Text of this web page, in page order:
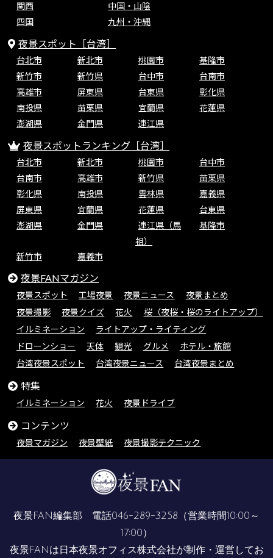
関西
中国・山陰
四国
九州・沖縄
夜景スポット［台湾］
台北市 新北市 桃園市
基隆市
新竹市
新竹県 台中市
台南市
高雄市
屏東県 台東県
彰化県
南投県
苗栗県 宜蘭県
花蓮県
澎湖県
金門県 連江県
夜景スポットランキング［台湾］
台北市 新北市 桃園市
台中市
台南市
高雄市 新竹県
苗栗県
彰化県
南投県 雲林県
嘉義県
屏東県
宜蘭県 花蓮県
台東県
澎湖県
金門県
連江県（馬
祖）
基隆市
新竹市 嘉義市
夜景FANマガジン
夜景スポット 工場夜景 夜景ニュース
夜景まとめ
夜景撮影
夜景クイズ 花火
桜（夜桜・桜のライトアップ）
イルミネーション
ライトアップ・ライティング
ドローンショー
天体 観光 グルメ
ホテル・旅館
台湾夜景スポット
台湾夜景ニュース 台湾夜景まとめ
特集
イルミネーション 花火 夜景ドライブ
コンテンツ
夜景マガジン 夜景壁紙 夜景撮影テクニック
夜景FAN編集部 電話046-289-3258 （営業時間10:00～
17:00）
夜景FANは 日本夜景オフィス株式会社が制作・運営してお